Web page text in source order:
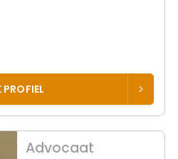
PROFIEL
Advocaat